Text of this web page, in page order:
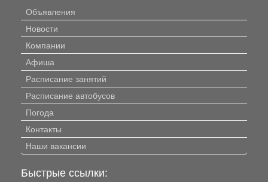
Объявления
Новости
Компании
Афиша
Расписание занятий
Расписание автобусов
Погода
Контакты
Наши вакансии
Быстрые ссылки: